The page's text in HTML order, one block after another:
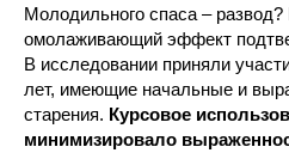
Молодильного спаса –
омолаживающий эффект
В исследовании приняли
лет, имеющие начальные и
старения. Курсовое
минимизировало